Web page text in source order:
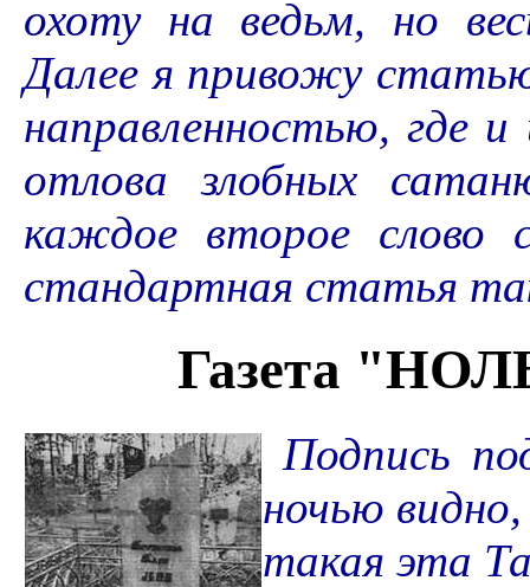
охоту на ведьм, но
Далее я привожу
направленностью, где
отлова злобных
каждое второе слово
стандартная статья
Газета
Подпись
ночью
такая эта